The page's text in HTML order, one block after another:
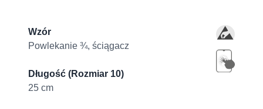
Product information
Wzór
Powlekanie ¾, ściągacz
Długość (Rozmiar 10)
25 cm